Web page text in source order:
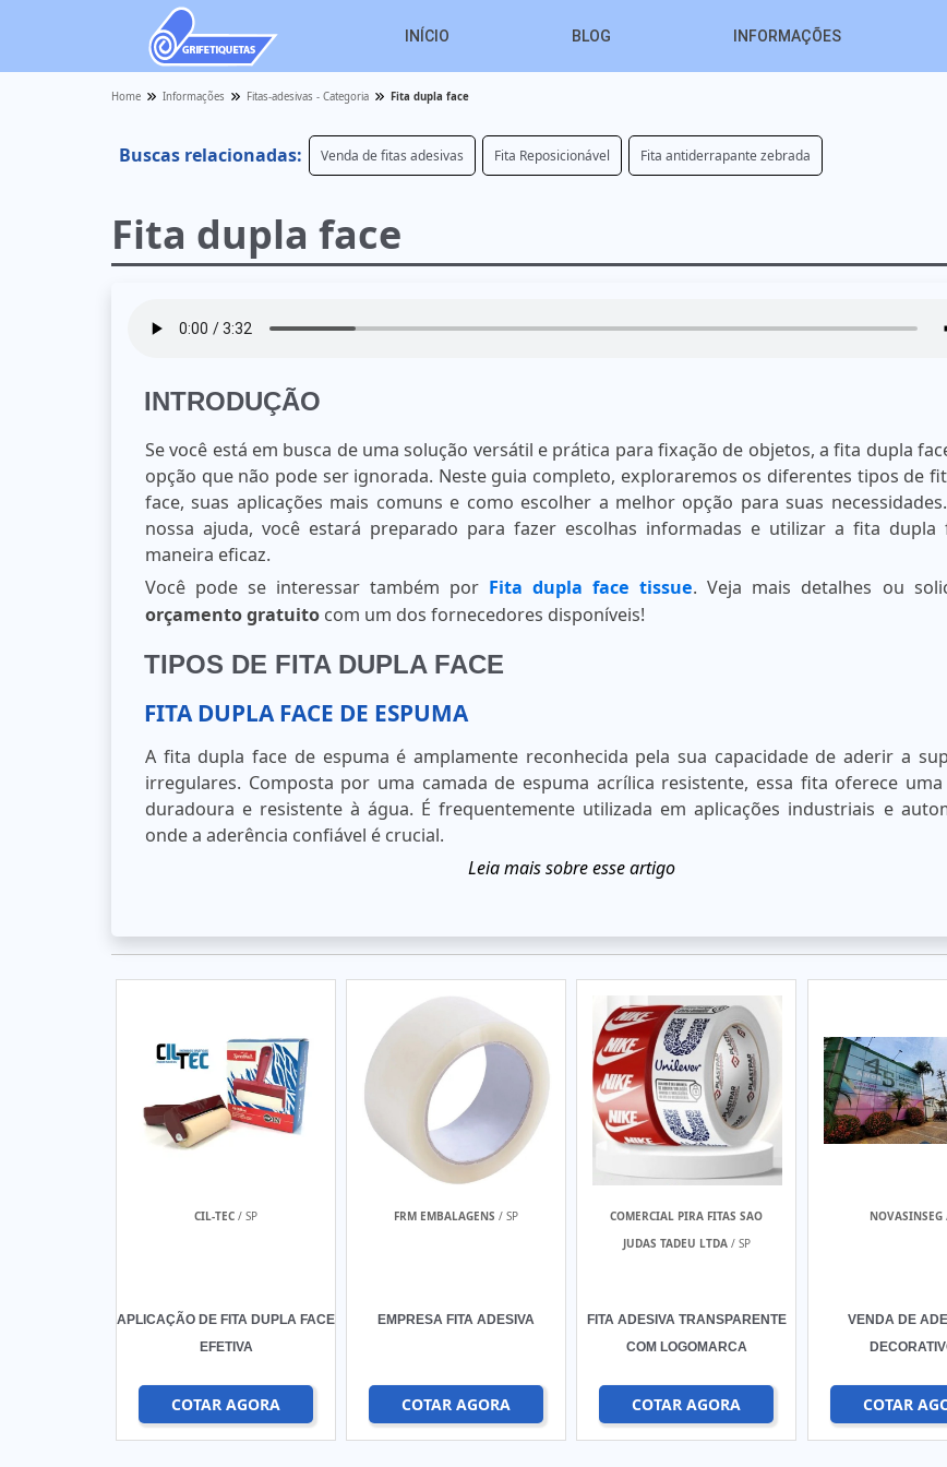
INÍCIO BLOG INFORMAÇÕES
Home Informações Fitas-adesivas - Categoria Fita dupla face
Buscas relacionadas: Venda de fitas adesivas Fita Reposicionável Fita antiderrapante zebrada
Fita dupla face
INTRODUÇÃO
Se você está em busca de uma solução versátil e prática para fixação de objetos, a fita dupla
opção que não pode ser ignorada. Neste guia completo, exploraremos os diferentes tipos de
face, suas aplicações mais comuns e como escolher a melhor opção para suas
nossa ajuda, você estará preparado para fazer escolhas informadas e utilizar a fita dupla
maneira eficaz.
Você pode se interessar também por Fita dupla face tissue. Veja mais detalhes ou
orçamento gratuito com um dos fornecedores disponíveis!
TIPOS DE FITA DUPLA FACE
FITA DUPLA FACE DE ESPUMA
A fita dupla face de espuma é amplamente reconhecida pela sua capacidade de aderir a
irregulares. Composta por uma camada de espuma acrílica resistente, essa fita oferece uma
duradoura e resistente à água. É frequentemente utilizada em aplicações industriais e
onde a aderência confiável é crucial.
CIL-TEC / SP
APLICAÇÃO DE FITA DUPLA FACE
EFETIVA
COTAR AGORA
FRM EMBALAGENS / SP
EMPRESA FITA ADESIVA
COTAR AGORA
COMERCIAL PIRA FITAS SAO
JUDAS TADEU LTDA/ SP
FITA ADESIVA TRANSPARENTE
COM LOGOMARCA
COTAR AGORA
NOVASINSEG
VENDA DE
COTAR